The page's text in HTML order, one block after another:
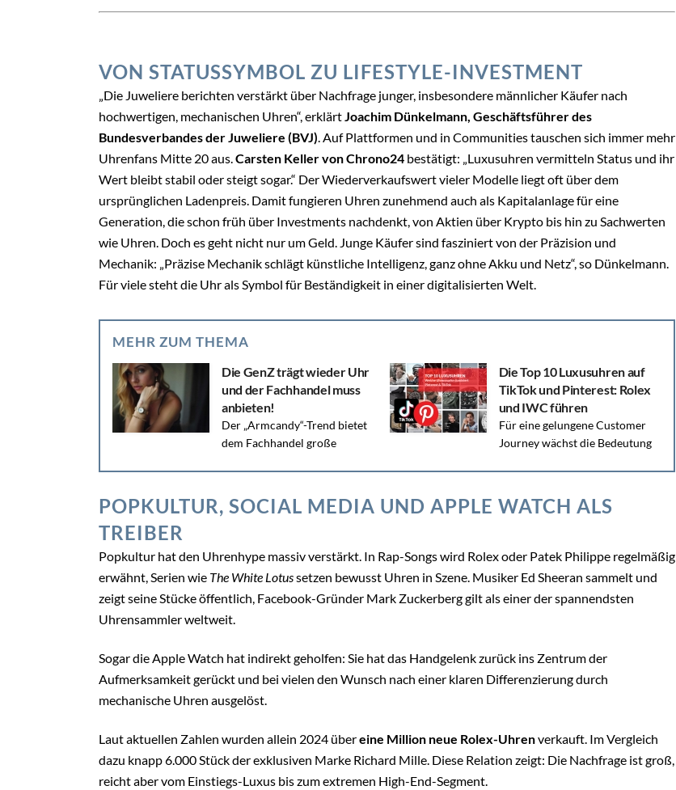
VON STATUSSYMBOL ZU LIFESTYLE-INVESTMENT
„Die Juweliere berichten verstärkt über Nachfrage junger, insbesondere männlicher Käufer nach
hochwertigen, mechanischen Uhren“, erklärtJoachim Dünkelmann, Geschäftsführer des
Bundesverbandes der Juweliere (BVJ). Auf Plattformen und in Communities tauschen sich immer mehr
Uhrenfans Mitte 20 aus.Carsten Keller von Chrono24 bestätigt: „Luxusuhren vermitteln Status und ihr
Wert bleibt stabil oder steigt sogar.“ Der Wiederverkaufswert vieler Modelle liegt oft über dem
ursprünglichen Ladenpreis. Damit fungieren Uhren zunehmend auch als Kapitalanlage für eine
Generation, die schon früh über Investments nachdenkt, von Aktien über Krypto bis hin zu Sachwerten
wie Uhren. Doch es geht nicht nur um Geld. Junge Käufer sind fasziniert von der Präzision und
Mechanik: „Präzise Mechanik schlägt künstliche Intelligenz, ganz ohne Akku und Netz“, so Dünkelmann.
Für viele steht die Uhr als Symbol für Beständigkeit in einer digitalisierten Welt.
MEHR ZUM THEMA
Die GenZ trägt wieder Uhr
und der Fachhandel muss
anbieten!
Der „Armcandy“-Trend bietet
dem Fachhandel große
sich langfristig...
Die Top 10 Luxusuhren auf
TikTok und Pinterest: Rolex
und IWC führen
Für eine gelungene Customer
Journey wächst die Bedeutung
POPKULTUR, SOCIAL MEDIA UND APPLE WATCH ALS
TREIBER
Popkultur hat den Uhrenhype massiv verstärkt. In Rap-Songs wird Rolex oder Patek Philippe regelmäßig
erwähnt, Serien wie The White Lotussetzen bewusst Uhren in Szene. Musiker Ed Sheeran sammelt und
zeigt seine Stücke öffentlich, Facebook-Gründer Mark Zuckerberg gilt als einer der spannendsten
Uhrensammler weltweit.
Sogar die Apple Watch hat indirekt geholfen: Sie hat das Handgelenk zurück ins Zentrum der
Aufmerksamkeit gerückt und bei vielen den Wunsch nach einer klaren Differenzierung durch
mechanische Uhren ausgelöst.
Laut aktuellen Zahlen wurden allein 2024 übereine Million neue Rolex-Uhrenverkauft. Im Vergleich
dazu knapp 6.000 Stück der exklusiven Marke Richard Mille. Diese Relation zeigt: Die Nachfrage ist groß,
reicht aber vom Einstiegs-Luxus bis zum extremen High-End-Segment.